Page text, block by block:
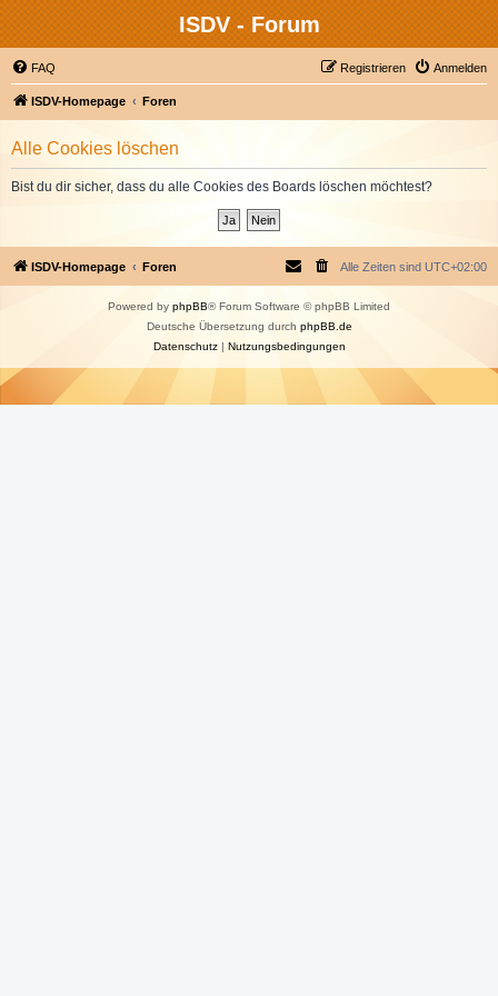
ISDV - Forum
FAQ Anmelden
Registrieren
ISDV-Homepage Foren
Alle Cookies löschen
Bist du dir sicher, dass du alle Cookies des Boards löschen möchtest?
ISDV-Homepage Foren Alle Zeiten sind UTC+02:00
Powered by phpBB® Forum Software © phpBB Limited
Deutsche Übersetzung durch phpBB.de
Datenschutz| Nutzungsbedingungen